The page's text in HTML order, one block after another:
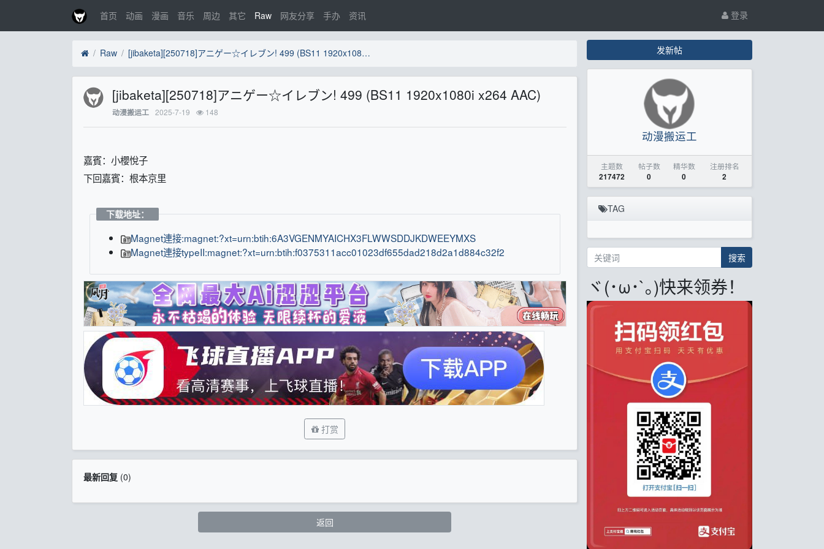
首页 动画 漫画 音乐 周边 其它 Raw 网友分享 手办 资讯 登录
Raw [jibaketa][250718]アニゲー☆イレブン! 499 (BS11 1920x1080i x264 AAC)
[jibaketa][250718]アニゲー☆イレブン! 499 (BS11 1920x1080i x264 AAC)
动漫搬运工 2025-7-19 148
嘉賓：小櫻悅子
下回嘉賓：根本京里
下载地址：
Magnet連接:magnet:?xt=urn:btih:6A3VGENMYAICHX3FLWWSDDJKDWEEYMXS
Magnet連接typeII:magnet:?xt=urn:btih:f0375311acc01023df655dad218d2a1d884c32f2
打赏
最新回复(0)
返回
发新帖
动漫搬运工
主题数
217472
帖子数
0
精华数
0
注册排名
2
TAG
搜索
ヾ(･ω･`｡)快来领券！